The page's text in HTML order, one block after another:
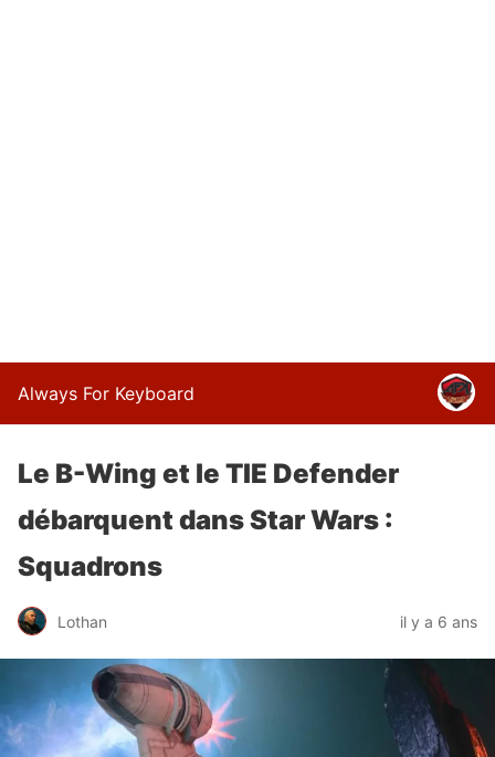
Always For Keyboard
Le B-Wing et le TIE Defender
débarquent dans Star Wars :
Squadrons
Lothan il y a 6 ans